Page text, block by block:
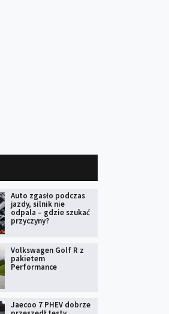
Auto zgasło podczas
jazdy, silnik nie
odpala – gdzie szukać
przyczyny?
Volkswagen Golf R z
pakietem
Performance
Jaecoo 7 PHEV dobrze